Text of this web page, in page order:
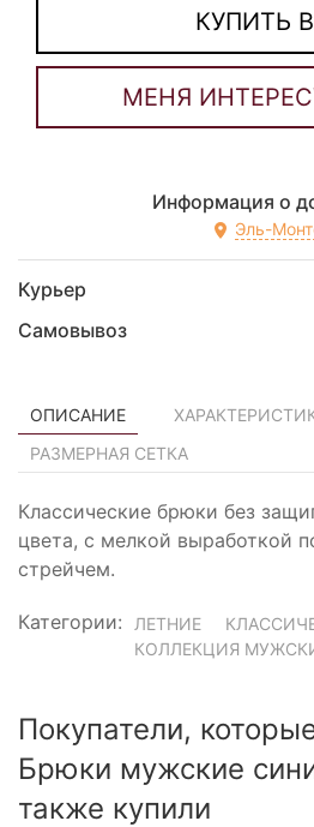
КУПИТЬ
Информация о
Эль-
Курьер
Самовывоз
ОПИСАНИЕ
РАЗМЕРНАЯ СЕТКА
Классические брюки без
цвета, с мелкой выработкой
стрейчем.
Категории: ЛЕТНИЕ
КОЛЛЕКЦИЯ
Покупатели,
Брюки мужские
также купили